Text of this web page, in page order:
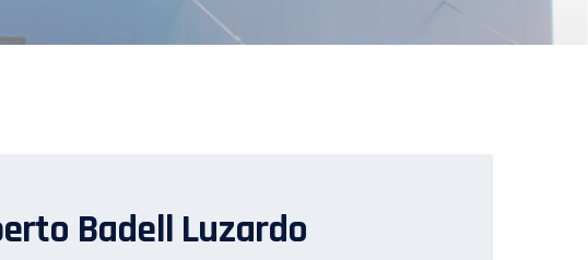
Badell Luzardo